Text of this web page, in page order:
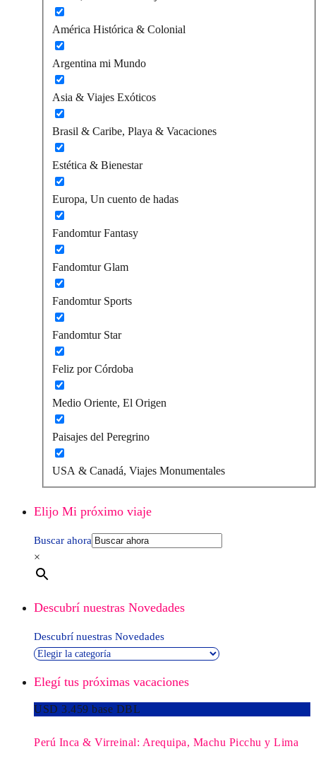
América Histórica & Colonial
Argentina mi Mundo
Asia & Viajes Exóticos
Brasil & Caribe, Playa & Vacaciones
Estética & Bienestar
Europa, Un cuento de hadas
Fandomtur Fantasy
Fandomtur Glam
Fandomtur Sports
Fandomtur Star
Feliz por Córdoba
Medio Oriente, El Origen
Paisajes del Peregrino
USA & Canadá, Viajes Monumentales
Elijo Mi próximo viaje
Buscar ahora
×
Descubrí nuestras Novedades
Descubrí nuestras Novedades
Elegí tus próximas vacaciones
USD 3.459 base DBL
Perú Inca & Virreinal: Arequipa, Machu Picchu y Lima